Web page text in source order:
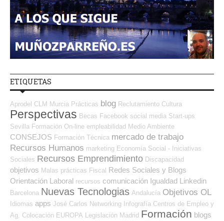
ETIQUETAS
Aprodel CLM Murcia Prácticas blog Reclutamiento Cultura
Perspectivas Becas Facebook social media Start-ups
Sevilla Formación On-line empleabilidad Medio Ambiente
CONSEJOS Formación Técnica mercado de trabajo
Recursos Humanos marketing Economía Social - Iniciativas
Sociales Recursos Emprendimiento Discapacidad
objetivos Malas prácticas Fiscal Redes Sociales y Blogs
Orientación Laboral recursos comunicación Igualdad Linkedin
Barcelona Nuevas Tecnologias Andalucía Objetivos OL
Idiomas apps José Carlos Networking Infografía Centros de Empleo y
Ag. Colocación EUROPA Legislación Madrid Formación blogs